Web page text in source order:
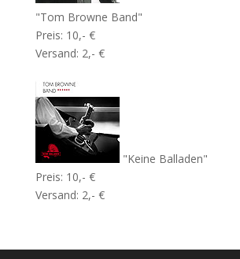
"Tom Browne Band"
Preis: 10,- €
Versand: 2,- €
"Keine Balladen"
Preis: 10,- €
Versand: 2,- €